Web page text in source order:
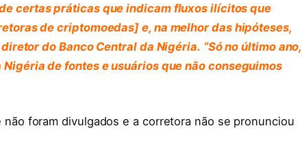
certas práticas que indicam fluxos ilícitos que
de criptomoedas] e, na melhor das hipóteses,
do Banco Central da Nigéria. “Só no último ano,
de fontes e usuários que não conseguimos
foram divulgados e a corretora não se pronunciou